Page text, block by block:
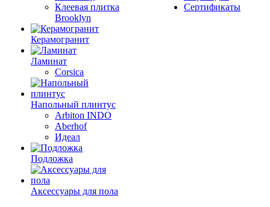
Клеевая плитка
Brooklyn
Керамогранит
Ламинат
Corsica
Напольный плинтус
Arbiton INDO
Aberhof
Идеал
Подложка
Аксессуары для пола
Сертификаты